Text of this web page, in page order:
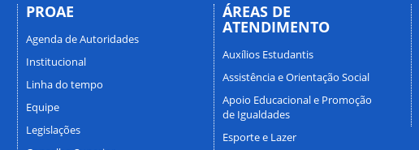
PROAE
Agenda de Autoridades
Institucional
Linha do tempo
Equipe
Legislações
ÁREAS DE
ATENDIMENTO
Auxílios Estudantis
Assistência e Orientação Social
Apoio Educacional e Promoção
de Igualdades
Esporte e Lazer